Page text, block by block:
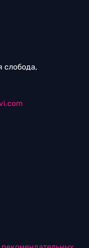
слобода,